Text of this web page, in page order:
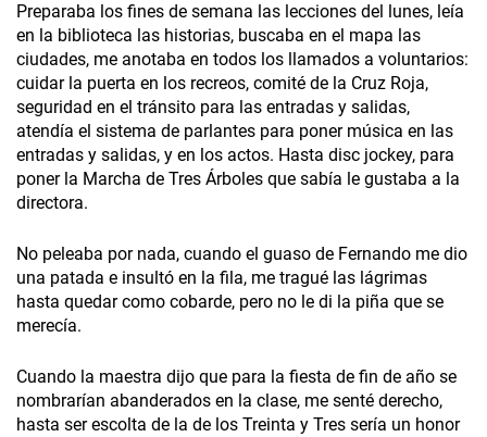
Preparaba los fines de semana las lecciones del lunes, leía
en la biblioteca las historias, buscaba en el mapa las
ciudades, me anotaba en todos los llamados a voluntarios:
cuidar la puerta en los recreos, comité de la Cruz Roja,
seguridad en el tránsito para las entradas y salidas,
atendía el sistema de parlantes para poner música en las
entradas y salidas, y en los actos. Hasta disc jockey, para
poner la Marcha de Tres Árboles que sabía le gustaba a la
directora.
No peleaba por nada, cuando el guaso de Fernando me dio
una patada e insultó en la fila, me tragué las lágrimas
hasta quedar como cobarde, pero no le di la piña que se
merecía.
Cuando la maestra dijo que para la fiesta de fin de año se
nombrarían abanderados en la clase, me senté derecho,
hasta ser escolta de la de los Treinta y Tres sería un honor